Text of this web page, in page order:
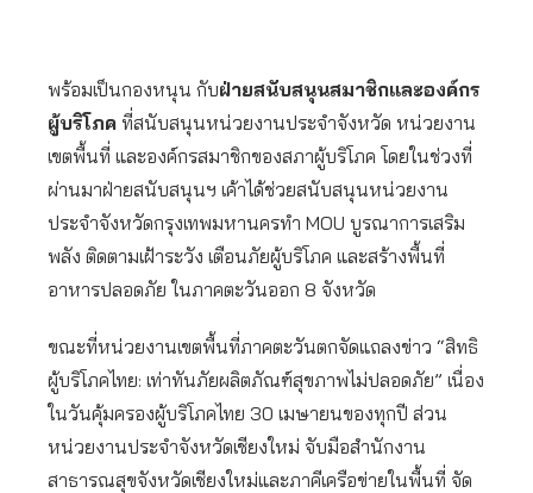
พร้อมเป็นกองหนุน กับฝ่ายสนับสนุนสมาชิกและองค์กร
ผู้บริโภค ที่สนับสนุนหน่วยงานประจำจังหวัด หน่วยงาน
เขตพื้นที่ และองค์กรสมาชิกของสภาผู้บริโภค โดยในช่วงที่
ผ่านมาฝ่ายสนับสนุนฯ เค้าได้ช่วยสนับสนุนหน่วยงาน
ประจำจังหวัดกรุงเทพมหานครทำ MOU บูรณาการเสริม
พลัง ติดตามเฝ้าระวัง เตือนภัยผู้บริโภค และสร้างพื้นที่
อาหารปลอดภัย ในภาคตะวันออก 8 จังหวัด
ขณะที่หน่วยงานเขตพื้นที่ภาคตะวันตกจัดแถลงข่าว “สิทธิ
ผู้บริโภคไทย: เท่าทันภัยผลิตภัณฑ์สุขภาพไม่ปลอดภัย” เนื่อง
ในวันคุ้มครองผู้บริโภคไทย 30 เมษายนของทุกปี ส่วน
หน่วยงานประจำจังหวัดเชียงใหม่ จับมือสำนักงาน
สาธารณสุขจังหวัดเชียงใหม่และภาคีเครือข่ายในพื้นที่ จัด